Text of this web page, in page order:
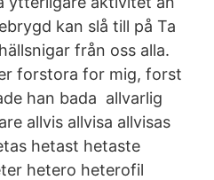
kan slå till på Ta
från oss alla.
forstora for mig, forst
han bada​ allvarlig
allvis allvisa allvisas
hetast hetaste
hetero heterofil